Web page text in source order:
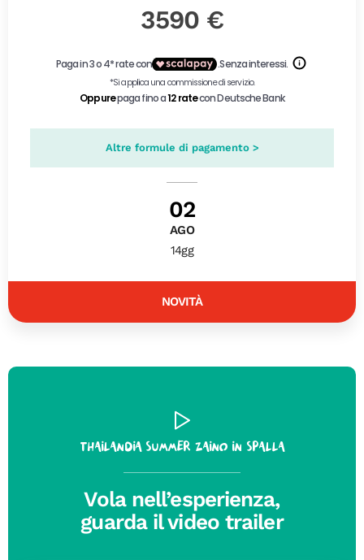
3590 €
Altre formule di pagamento >
02
AGO
14gg
NOVITÀ
Thailandia Summer zaino in spalla
Vola nell’esperienza,
guarda il video trailer